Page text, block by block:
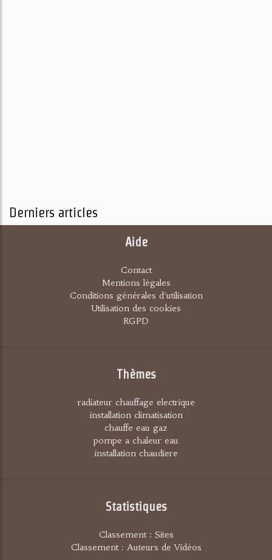
Derniers articles
Aide
Contact
Mentions légales
Conditions générales d'utilisation
Utilisation des cookies
RGPD
Thèmes
radiateur chauffage electrique
installation climatisation
chauffe eau gaz
pompe a chaleur eau
installation chaudiere
Statistiques
Classement : Sites
Classement : Auteurs de Vidéos